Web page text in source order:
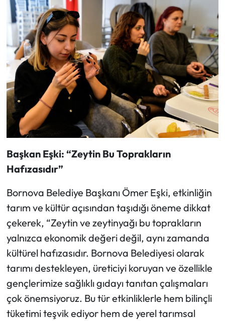
Başkan Eşki: “Zeytin Bu Toprakların
Hafızasıdır”
Bornova Belediye Başkanı Ömer Eşki, etkinliğin
tarım ve kültür açısından taşıdığı öneme dikkat
çekerek, “Zeytin ve zeytinyağı bu toprakların
yalnızca ekonomik değeri değil, aynı zamanda
kültürel hafızasıdır. Bornova Belediyesi olarak
tarımı destekleyen, üreticiyi koruyan ve özellikle
gençlerimize sağlıklı gıdayı tanıtan çalışmaları
çok önemsiyoruz. Bu tür etkinliklerle hem bilinçli
tüketimi teşvik ediyor hem de yerel tarımsal